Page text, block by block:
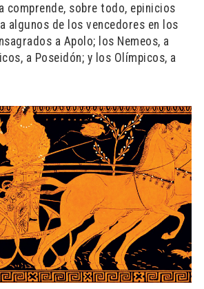
comprende, sobre todo, epinicios
algunos de los vencedores en los
a Apolo; los Nemeos, a
a Poseidón; y los Olímpicos, a